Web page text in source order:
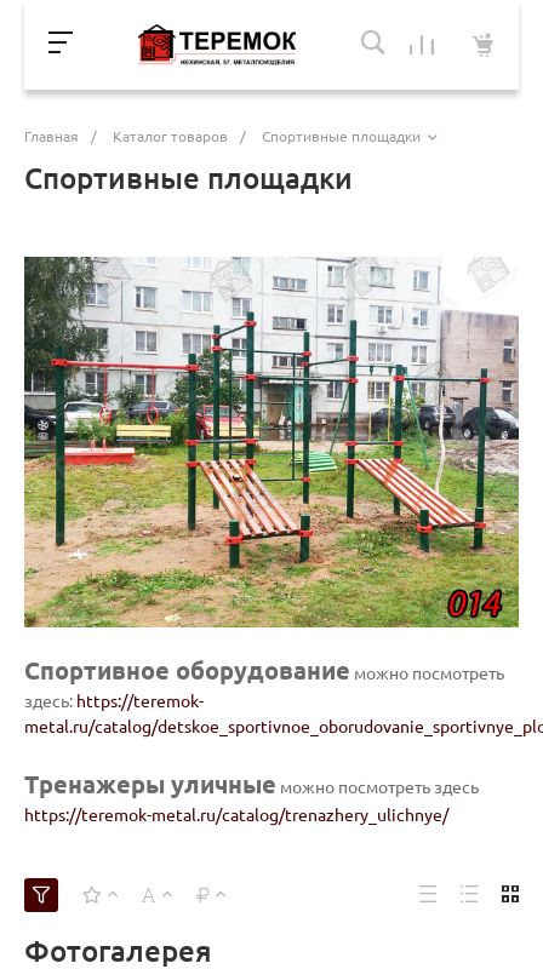
Главная / Каталог товаров / Спортивные площадки
Спортивные площадки
Спортивное оборудование можно посмотреть
здесь: https://teremok-
metal.ru/catalog/
Тренажеры уличные можно посмотреть здесь
https://teremok-metal.ru/catalog/trenazhery_ulichnye/
Фотогалерея